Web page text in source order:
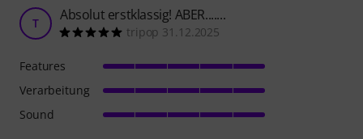
T Absolut erstklassig! ABER.......
tripop 31.12.2025
Features
Verarbeitung
Sound